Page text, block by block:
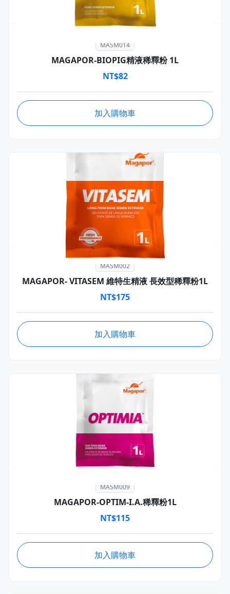
MASM014
MAGAPOR-BIOPIG精液稀釋粉 1L
NT$82
加入購物車
MASM002
MAGAPOR- VITASEM 維特生精液 長效型稀釋粉1L
NT$175
加入購物車
MASM009
MAGAPOR-OPTIM-I.A.稀釋粉1L
NT$115
加入購物車